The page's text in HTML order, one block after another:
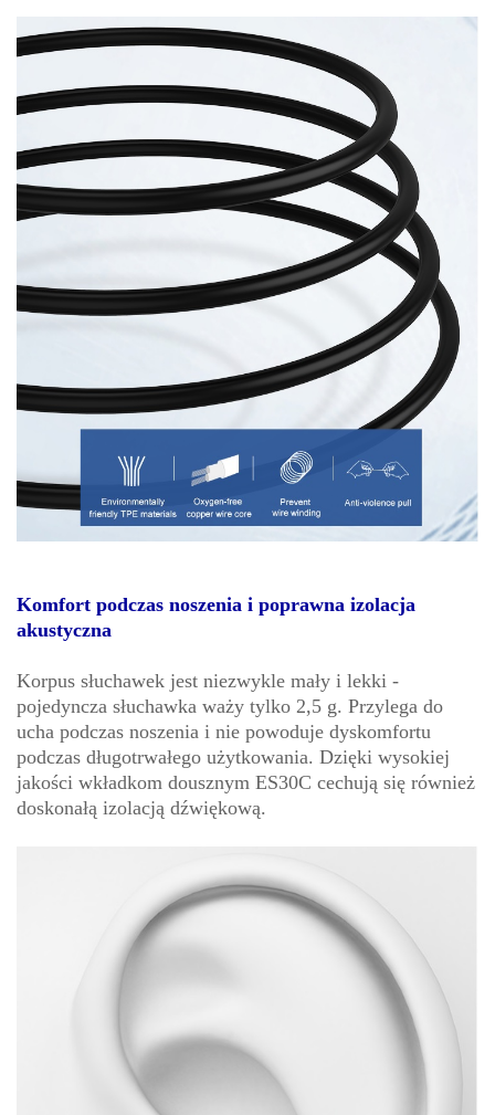
Komfort podczas noszenia i poprawna izolacja
akustyczna
Korpus słuchawek jest niezwykle mały i lekki -
pojedyncza słuchawka waży tylko 2,5 g. Przylega do
ucha podczas noszenia i nie powoduje dyskomfortu
podczas długotrwałego użytkowania. Dzięki wysokiej
jakości wkładkom dousznym ES30C cechują się również
doskonałą izolacją dźwiękową.